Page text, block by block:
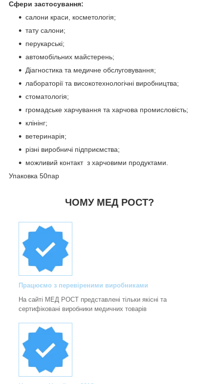
Сфери застосування:
салони краси, косметологія;
тату салони;
перукарські;
автомобільних майстерень;
Діагностика та медичне обслуговування;
лабораторії та високотехнологічні виробництва;
стоматологія;
громадське харчування та харчова промисловість;
клінінг;
ветеринарія;
різні виробничі підприємства;
можливий контакт з харчовими продуктами.
Упаковка 50пар
ЧОМУ МЕД РОСТ?
Працюємо з перевіреними виробниками
На сайті МЕД РОСТ представлені тільки якісні та
сертифіковані виробники медичних товарів